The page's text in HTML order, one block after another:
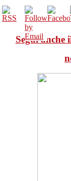
Segui anche